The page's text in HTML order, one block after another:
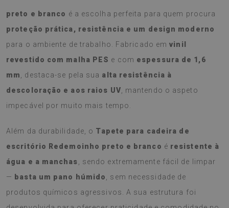
preto e branco é a escolha perfeita para quem procura
proteção prática, resistência e um design moderno
para o ambiente de trabalho. Fabricado emvinil
revestido com malha PES e com espessura de 1,6
mm
, destaca-se pela sua alta resistência à
descoloração e aos raios UV , mantendo o aspeto
impecável por muito mais tempo.
Além da durabilidade, o Tapete para cadeira de
escritório Redemoinho preto e branco é resistente à
água e a manchas
, sendo extremamente fácil de limpar
— basta um pano húmido
, sem necessidade de
produtos químicos agressivos. A sua estrutura foi